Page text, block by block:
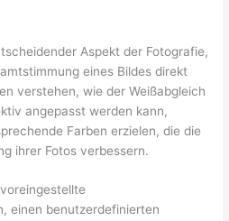
Aspekt der Fotografie,
eines Bildes direkt
verstehen, wie der Weißabgleich
angepasst werden kann,
Farben erzielen, die die
ihrer Fotos verbessern.
einen benutzerdefinierten